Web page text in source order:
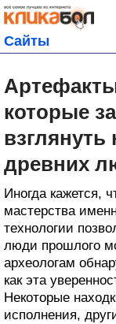
Сайты
которые
древних
Иногда кажется,
мастерства
технологии
люди прошлого
археологам
как эта
Некоторые
исполнения,